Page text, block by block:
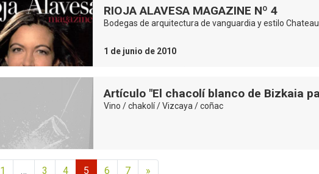
RIOJA ALAVESA MAGAZINE Nº 4
Bodegas de arquitectura de vanguardia y estilo
1 de junio de 2010
Artículo "El chacolí blanco de Bizkaia
Vino / chakolí / Vizcaya / coñac
1 3 4 5 6 7 »